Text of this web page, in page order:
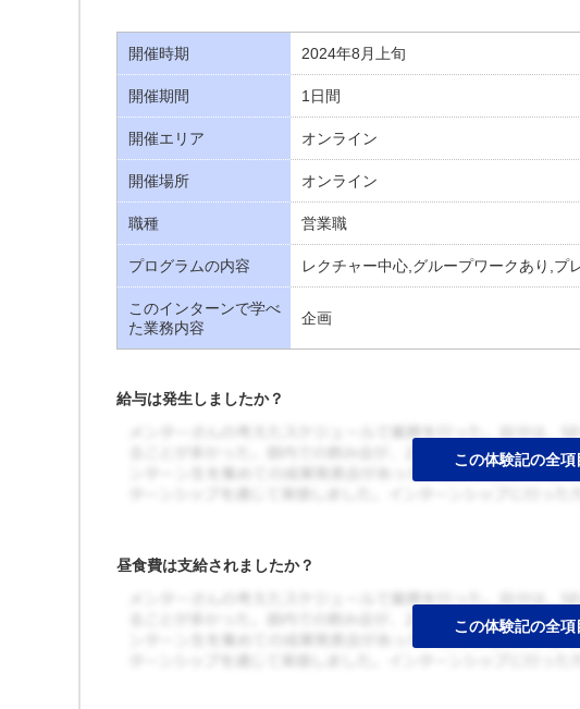
開催時期 2024年8月上旬
開催期間 1日間
開催エリア オンライン
開催場所 オンライン
職種 営業職
プログラムの内容 レクチャー中心,グループワークあり,プ
このインターンで学べ
た業務内容
企画
給与は発生しましたか？
昼食費は支給されましたか？